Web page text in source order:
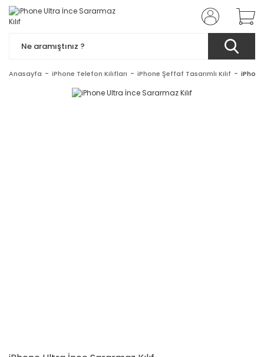
Anasayfa iPhone Telefon Kılıfları iPhone Şeffaf Tasarımlı Kılıf